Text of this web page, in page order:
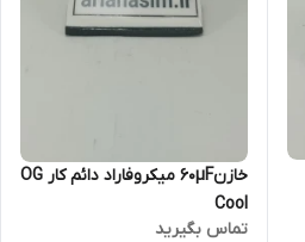
خازن60µF میکروفاراد دائم کار OG
Cool
تماس بگیرید